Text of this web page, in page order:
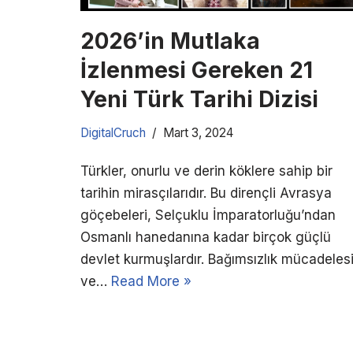
2026’in Mutlaka
İzlenmesi Gereken 21
Yeni Türk Tarihi Dizisi
DigitalCruch Mart 3, 2024
Türkler, onurlu ve derin köklere sahip bir
tarihin mirasçılarıdır. Bu dirençli Avrasya
göçebeleri, Selçuklu İmparatorluğu’ndan
Osmanlı hanedanına kadar birçok güçlü
devlet kurmuşlardır. Bağımsızlık mücadelesi
ve… Read More »